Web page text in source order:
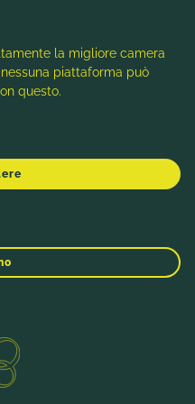
la migliore camera
piattaforma può
questo.